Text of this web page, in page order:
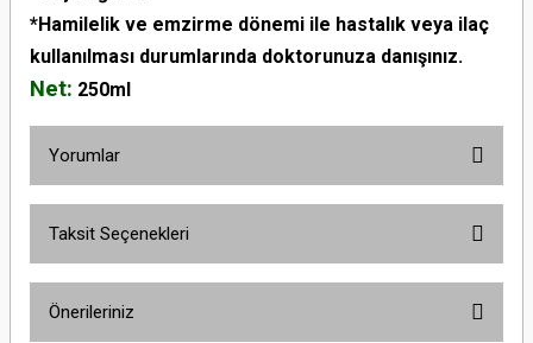
*Hamilelik ve emzirme dönemi ile hastalık veya ilaç
kullanılması durumlarında doktorunuza danışınız.
Net: 250ml
Yorumlar
Taksit Seçenekleri
Önerileriniz